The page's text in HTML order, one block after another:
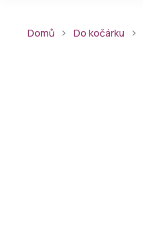
Domů Do kočárku